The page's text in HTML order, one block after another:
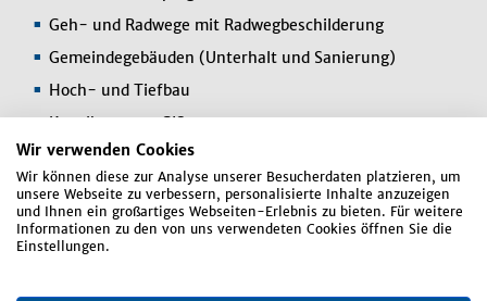
Wir verwenden Cookies
Wir können diese zur Analyse unserer Besucherdaten platzieren, um
unsere Webseite zu verbessern, personalisierte Inhalte anzuzeigen
und Ihnen ein großartiges Webseiten-Erlebnis zu bieten. Für weitere
Informationen zu den von uns verwendeten Cookies öffnen Sie die
Einstellungen.
Geh- und Radwege mit Radwegbeschilderung
Gemeindegebäuden (Unterhalt und Sanierung)
Hoch- und Tiefbau
Kanalkataster, GIS
Mitarbeit Bauamtsleitung
Umwelt/ÖPNV